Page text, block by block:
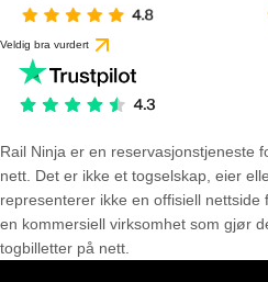
Veldig bra vurdert
Rail Ninja er en reservasjons­tjeneste
nett. Det er ikke et togselskap, eier
representerer ikke en offisiell
en kommersiell virksomhet som gjør
togbilletter på nett.